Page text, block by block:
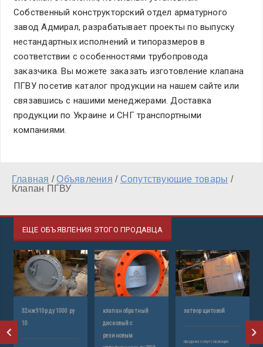
Собственный конструкторский отдел арматурного
завод Адмирал, разрабатывает проекты по выпуску
нестандартных исполнений и типоразмеров в
соответствии с особенностями трубопровода
заказчика. Вы можете заказать изготовление клапана
ПГВУ посетив каталог продукции на нашем сайте или
связавшись с нашими менеджерами. Доставка
продукции по Украине и СНГ транспортными
компаниями.
Главная /Объявления / Сопутствующие товары /
Клапан ПГВУ
ЕЩЕ ОБЪЯВЛЕНИЯ ЭТОГО ПРОДАВЦА
32нж910р ду 1000 ру
10
клапан обратный
дисковый с
резиновым
затвор щитовой
продажа сопутствующих